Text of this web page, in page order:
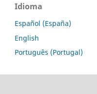
Idioma
Español (España)
English
Português (Portugal)